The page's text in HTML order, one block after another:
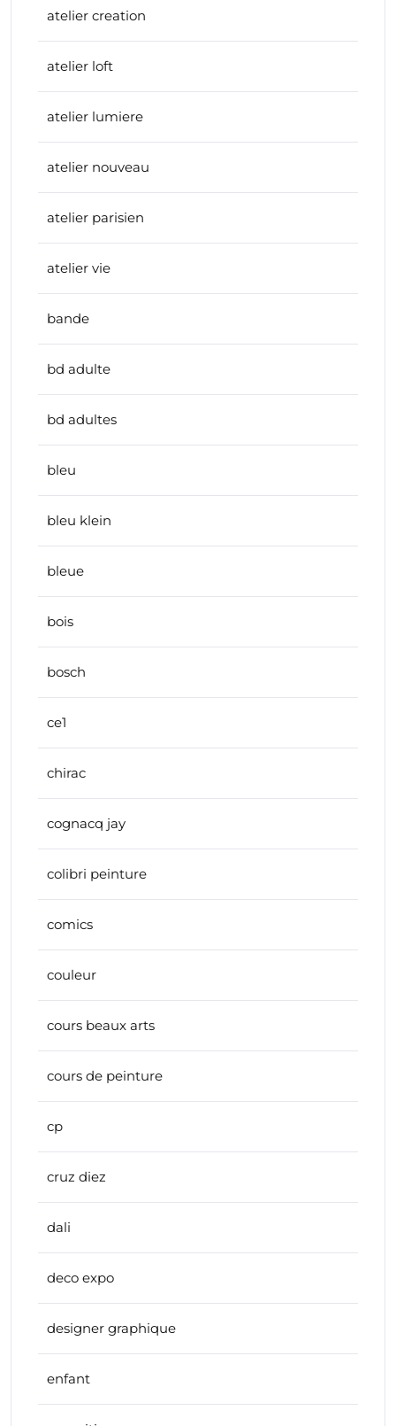
atelier creation
atelier loft
atelier lumiere
atelier nouveau
atelier parisien
atelier vie
bande
bd adulte
bd adultes
bleu
bleu klein
bleue
bois
bosch
ce1
chirac
cognacq jay
colibri peinture
comics
couleur
cours beaux arts
cours de peinture
cp
cruz diez
dali
deco expo
designer graphique
enfant